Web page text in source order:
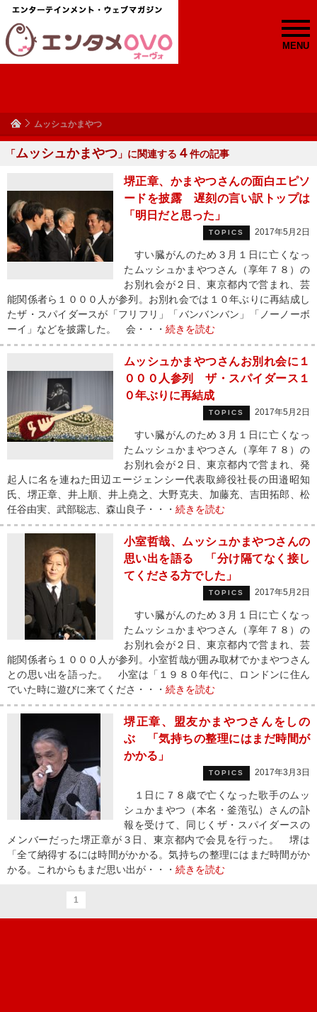
MENU
ムッシュかまやつ
「ムッシュかまやつ 」に関連する ４件の記事
堺正章、かまやつさんの面白エピソ
ードを披露 遅刻の言い訳トップは
「明日だと思った」
TOPICS 2017年5月2日
すい臓がんのため３月１日に亡くなっ
たムッシュかまやつさん（享年７８）の
お別れ会が２日、東京都内で営まれ、芸
能関係者ら１０００人が参列。お別れ会では１０年ぶりに再結成し
たザ・スパイダースが「フリフリ」「バンバンバン」「ノーノーボ
ーイ」などを披露した。 会・・・ 続きを読む
ムッシュかまやつさんお別れ会に１
０００人参列 ザ・スパイダース１
０年ぶりに再結成
TOPICS 2017年5月2日
すい臓がんのため３月１日に亡くなっ
たムッシュかまやつさん（享年７８）の
お別れ会が２日、東京都内で営まれ、発
起人に名を連ねた田辺エージェンシー代表取締役社長の田邉昭知
氏、堺正章、井上順、井上堯之、大野克夫、加藤充、吉田拓郎、松
任谷由実、武部聡志、森山良子・・・ 続きを読む
小室哲哉、ムッシュかまやつさんの
思い出を語る 「分け隔てなく接し
てくださる方でした」
TOPICS 2017年5月2日
すい臓がんのため３月１日に亡くなっ
たムッシュかまやつさん（享年７８）の
お別れ会が２日、東京都内で営まれ、芸
能関係者ら１０００人が参列。小室哲哉が囲み取材でかまやつさん
との思い出を語った。 小室は「１９８０年代に、ロンドンに住ん
でいた時に遊びに来てくださ・・・ 続きを読む
堺正章、盟友かまやつさんをしの
ぶ 「気持ちの整理にはまだ時間が
かかる」
TOPICS 2017年3月3日
１日に７８歳で亡くなった歌手のムッ
シュかまやつ（本名・釜萢弘）さんの訃
報を受けて、同じくザ・スパイダースの
メンバーだった堺正章が３日、東京都内で会見を行った。 堺は
「全て納得するには時間がかかる。気持ちの整理にはまだ時間がか
かる。これからもまだ思い出が・・・ 続きを読む
1